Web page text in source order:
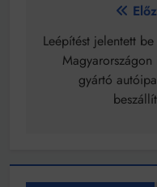
Bejegyzés
navigáció
Leépítést jelentett be
Magyarországon
gyártó